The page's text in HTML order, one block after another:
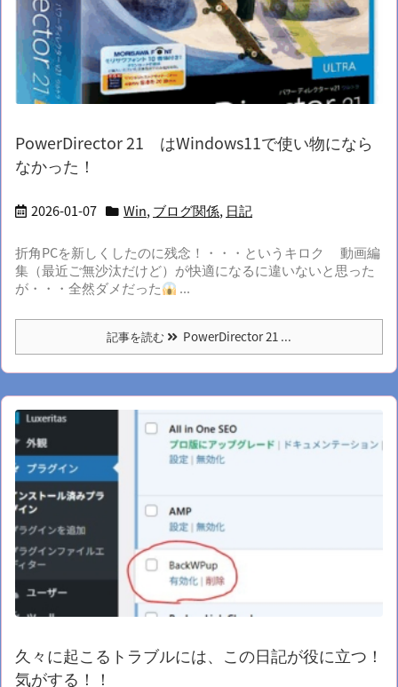
PowerDirector 21 はWindows11で使い物になら
なかった！
2026-01-07 Win, ブログ関係, 日記
折角PCを新しくしたのに残念！・・・というキロク 動画編
集（最近ご無沙汰だけど）が快適になるに違いないと思った
が・・・全然ダメだった
...
記事を読む PowerDirector 21 ...
久々に起こるトラブルには、この日記が役に立つ！
気がする！！